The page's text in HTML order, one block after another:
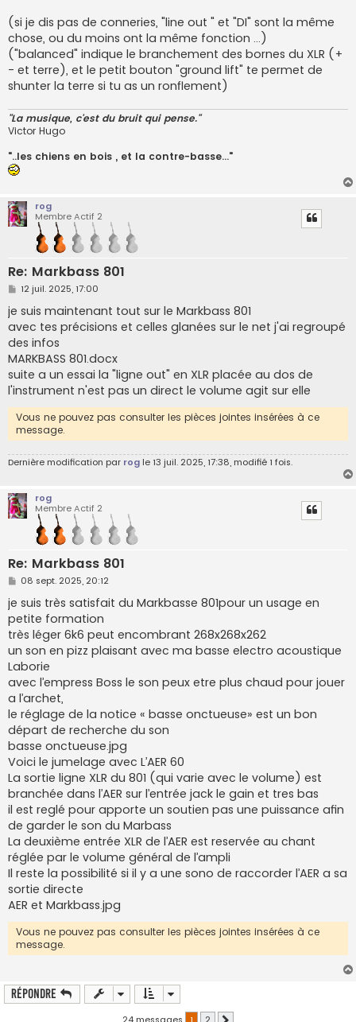
(si je dis pas de conneries, "line out " et "DI" sont la même
chose, ou du moins ont la même fonction ...)
("balanced" indique le branchement des bornes du XLR (+
- et terre), et le petit bouton "ground lift" te permet de
shunter la terre si tu as un ronflement)
"La musique, c'est du bruit qui pense."
Victor Hugo
"..les chiens en bois , et la contre-basse..."
rog
Membre Actif 2
Re: Markbass 801
M
s
s
a
g
e
12 juil. 2025, 17:00
je suis maintenant tout sur le Markbass 801
avec tes précisions et celles glanées sur le net j'ai regroupé
des infos
MARKBASS 801.docx
suite a un essai la "ligne out" en XLR placée au dos de
l'instrument n'est pas un direct le volume agit sur elle
Vous ne pouvez pas consulter les pièces jointes insérées à ce
message.
Dernière modification par rog le 13 juil. 2025, 17:38, modifié 1 fois.
rog
Membre Actif 2
Re: Markbass 801
M
s
s
a
g
e
08 sept. 2025, 20:12
je suis très satisfait du Markbasse 801pour un usage en
petite formation
très léger 6k6 peut encombrant 268x268x262
un son en pizz plaisant avec ma basse electro acoustique
Laborie
avec l’empress Boss le son peux etre plus chaud pour jouer
a l’archet,
le réglage de la notice « basse onctueuse» est un bon
départ de recherche du son
basse onctueuse.jpg
Voici le jumelage avec L’AER 60
La sortie ligne XLR du 801 (qui varie avec le volume) est
branchée dans l’AER sur l’entrée jack le gain et tres bas
il est reglé pour apporte un soutien pas une puissance afin
de garder le son du Marbass
La deuxième entrée XLR de l’AER est reservée au chant
réglée par le volume général de l’ampli
Il reste la possibilité si il y a une sono de raccorder l’AER a sa
sortie directe
AER et Markbass.jpg
Vous ne pouvez pas consulter les pièces jointes insérées à ce
message.
Répondre